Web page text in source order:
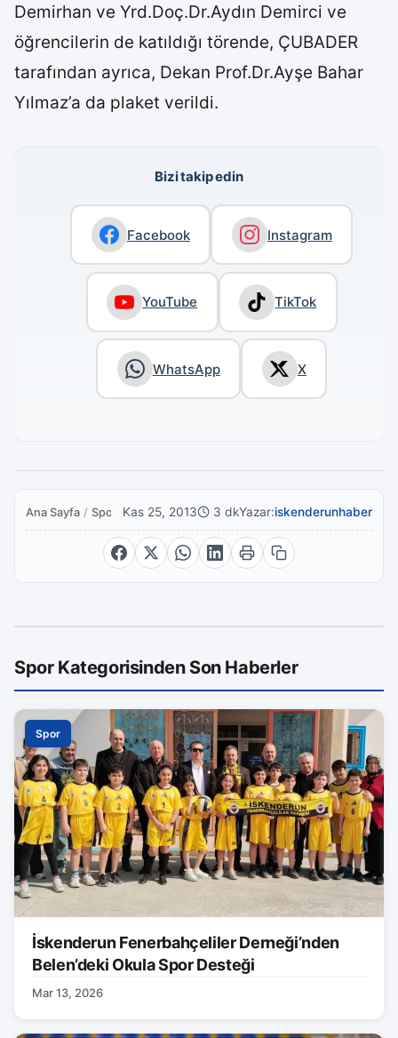
Demirhan ve Yrd.Doç.Dr.Aydın Demirci ve
öğrencilerin de katıldığı törende, ÇUBADER
tarafından ayrıca, Dekan Prof.Dr.Ayşe Bahar
Yılmaz’a da plaket verildi.
Bizi takip edin
Facebook Instagram
YouTube TikTok
WhatsApp X
Ana Sayfa / Spor Kas 25, 2013 3 dkYazar:iskenderunhaber
Spor Kategorisinden Son Haberler
Spor
İskenderun Fenerbahçeliler Derneği’nden
Belen’deki Okula Spor Desteği
Mar 13, 2026